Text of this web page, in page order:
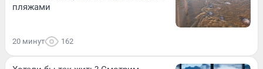
пляжами
20 минут 162